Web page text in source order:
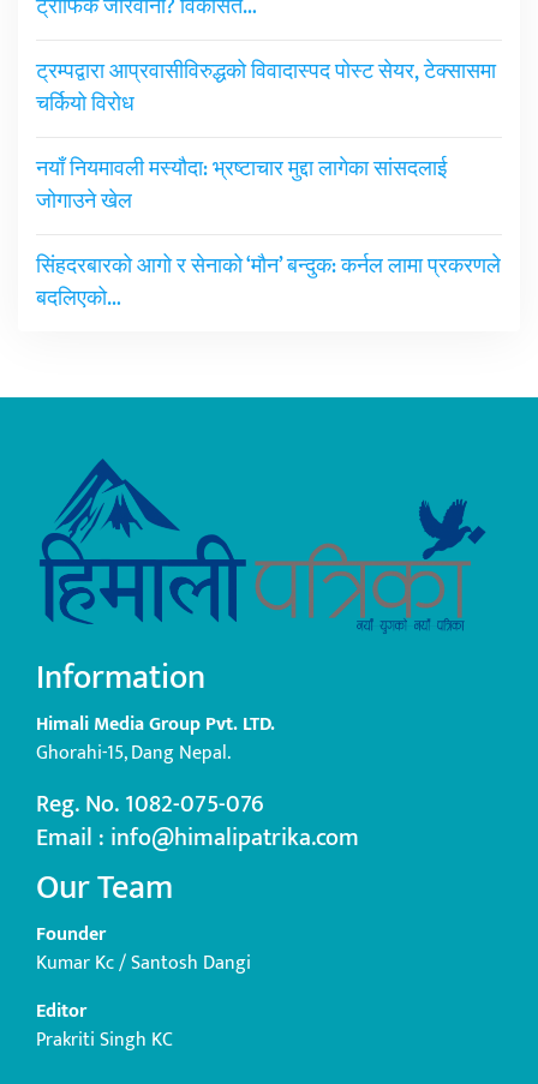
ट्रम्पद्वारा आप्रवासीविरुद्धको विवादास्पद पोस्ट सेयर, टेक्सासमा
चर्कियो विरोध
नयाँ नियमावली मस्यौदा: भ्रष्टाचार मुद्दा लागेका सांसदलाई
जोगाउने खेल
सिंहदरबारको आगो र सेनाको ‘मौन’ बन्दुक: कर्नल लामा प्रकरणले
बदलिएको…
Information
Himali Media Group Pvt. LTD.
Ghorahi-15, Dang Nepal.
Reg. No. 1082-075-076
Email : info@himalipatrika.com
Our Team
Founder
Kumar Kc / Santosh Dangi
Editor
Prakriti Singh KC